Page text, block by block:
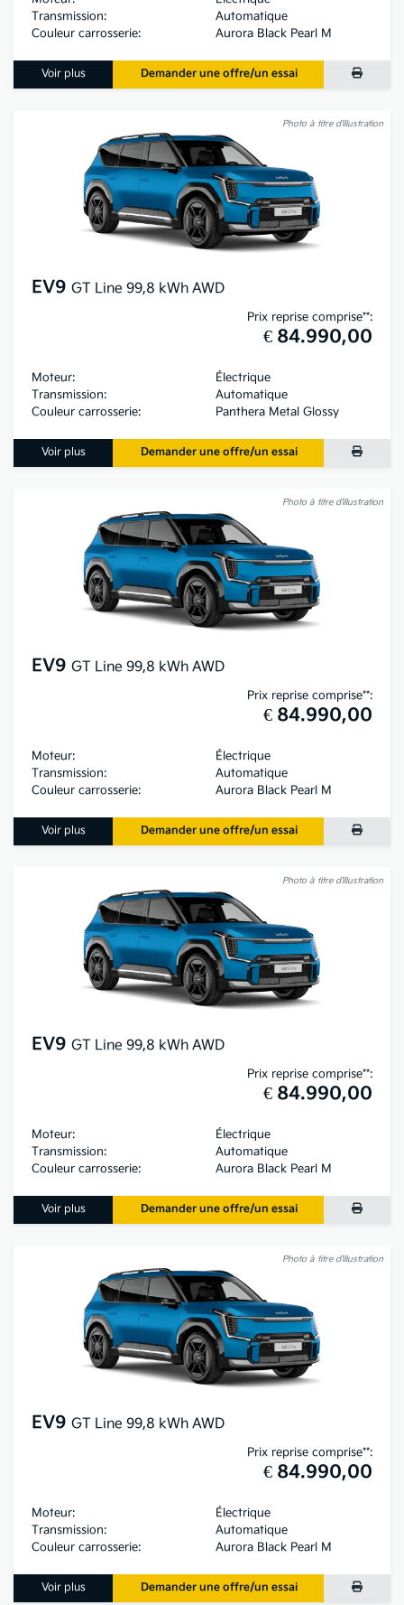
Transmission:
Automatique
Couleur carrosserie:
Aurora Black Pearl M
Voir plus Demander une offre/un essai
Photo à titre d’illustration
EV9 GT Line 99,8 kWh AWD
Prix reprise comprise**:
€ 84.990,00
Moteur:
Électrique
Transmission:
Automatique
Couleur carrosserie:
Panthera Metal Glossy
Voir plus Demander une offre/un essai
Photo à titre d’illustration
EV9 GT Line 99,8 kWh AWD
Prix reprise comprise**:
€ 84.990,00
Moteur:
Électrique
Transmission:
Automatique
Couleur carrosserie:
Aurora Black Pearl M
Voir plus Demander une offre/un essai
Photo à titre d’illustration
EV9 GT Line 99,8 kWh AWD
Prix reprise comprise**:
€ 84.990,00
Moteur:
Électrique
Transmission:
Automatique
Couleur carrosserie:
Aurora Black Pearl M
Voir plus Demander une offre/un essai
Photo à titre d’illustration
EV9 GT Line 99,8 kWh AWD
Prix reprise comprise**:
€ 84.990,00
Moteur:
Électrique
Transmission:
Automatique
Couleur carrosserie:
Aurora Black Pearl M
Voir plus Demander une offre/un essai